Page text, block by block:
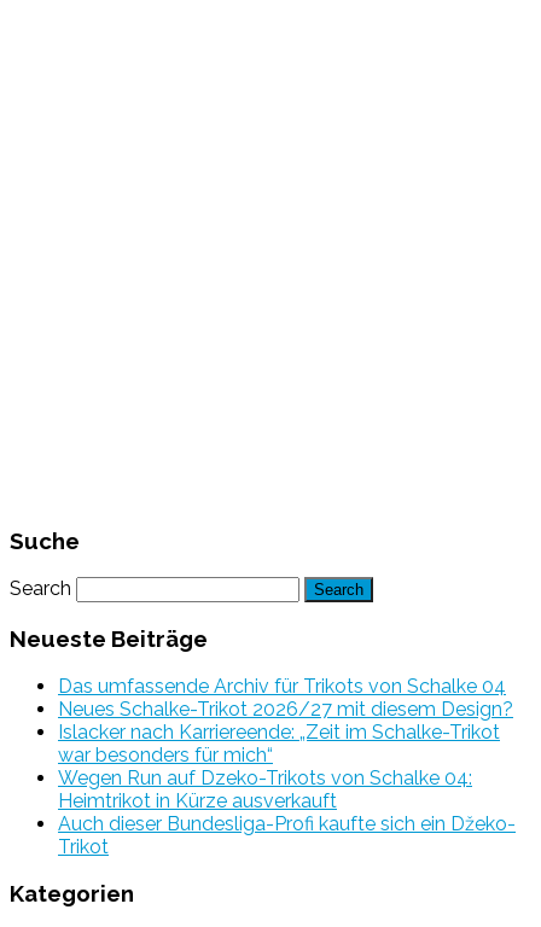
Suche
Search
Neueste Beiträge
Das umfassende Archiv für Trikots von Schalke 04
Neues Schalke-Trikot 2026/27 mit diesem Design?
Islacker nach Karriereende: „Zeit im Schalke-Trikot
war besonders für mich“
Wegen Run auf Dzeko-Trikots von Schalke 04:
Heimtrikot in Kürze ausverkauft
Auch dieser Bundesliga-Profi kaufte sich ein Džeko-
Trikot
Kategorien